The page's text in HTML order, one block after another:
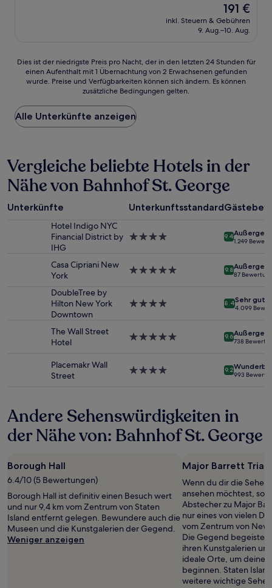
Der
Preis
beträgt
191 €
inkl. Steuern & Gebühren
9. Aug.–10. Aug.
Dies
der
Preis
pro
Nacht,
den
letzten
24 Stunden
für
einen
1 Übernachtung
gefunden
Verfügbarkeiten
zusätzliche
Dies ist der niedrigste Preis pro Nacht, der in den letzten 24 Stunden für
einen Aufenthalt mit 1 Übernachtung von 2 Erwachsenen gefunden
wurde. Preise und Verfügbarkeiten können sich ändern. Es können
zusätzliche Bedingungen gelten.
Alle Unterkünfte anzeigen
Vergleiche beliebte Hotels in der
Nähe von Bahnhof St. George
Unterkünfte Unterkunftsstandard
Hotel Indigo NYC
Financial District by
IHG
4.0-
9.4
1.249
Casa Cipriani New
York
5.0-
9.8
87
DoubleTree by
Hilton New York
Downtown
4.0-
8.4Sehr gut
4.099
The Wall Street
Hotel
5.0-
9.6
738
Placemakr Wall
Street
4.0-
9.2
993
Andere Sehenswürdigkeiten in
der Nähe von: Bahnhof St. George
Borough Hall
6.4/10 (5 Bewertungen)
Borough Hall ist definitiv einen Besuch wert
und nur 9,4 km vom Zentrum von Staten
Island entfernt gelegen. Bewundere auch die
Museen und die Kunstgalerien der Gegend.
Weniger anzeigen
Major Barrett
Wenn du dir die
ansehen möchtest,
Abstecher zu Major
nur eines von vielen
vom Zentrum von
Die Gegend
ihren Kunstgalerien
ideale Orte, um deine
beginnen. Staten
weitere wichtige